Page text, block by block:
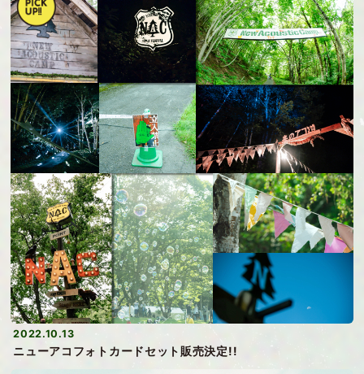
2022.10.13
ニューアコフォトカードセット販売決定!!